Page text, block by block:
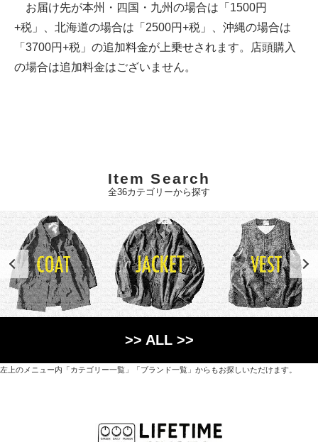
お届け先が本州・四国・九州の場合は「1500円
+税」、北海道の場合は「2500円+税」、沖縄の場合は
「3700円+税」の追加料金が上乗せされます。店頭購入
の場合は追加料金はございません。
Item Search
全36カテゴリーから探す
>> ALL >>
左上のメニュー内「カテゴリー一覧」「ブランド一覧」からもお探しいただけます。
オリジナルを含むファッションアイテムが中心の
京都・紫野にあるライフスタイルショップです。